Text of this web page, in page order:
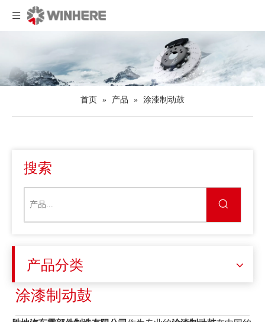
首页 » 产品 » 涂漆制动鼓
搜索
产品分类
涂漆制动鼓